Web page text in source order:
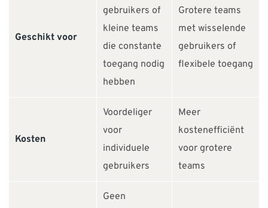
Geschikt voor
gebruikers of
kleine teams
die constante
toegang nodig
hebben
Grotere teams
met wisselende
gebruikers of
flexibele toegang
Kosten
Voordeliger
voor
individuele
gebruikers
Meer
kostenefficiënt
voor grotere
teams
Geen